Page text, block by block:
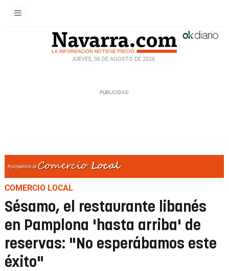
JUEVES, 06 DE AGOSTO DE 2026
COMERCIO LOCAL
Sésamo, el restaurante libanés
en Pamplona 'hasta arriba' de
reservas: "No esperábamos este
éxito"